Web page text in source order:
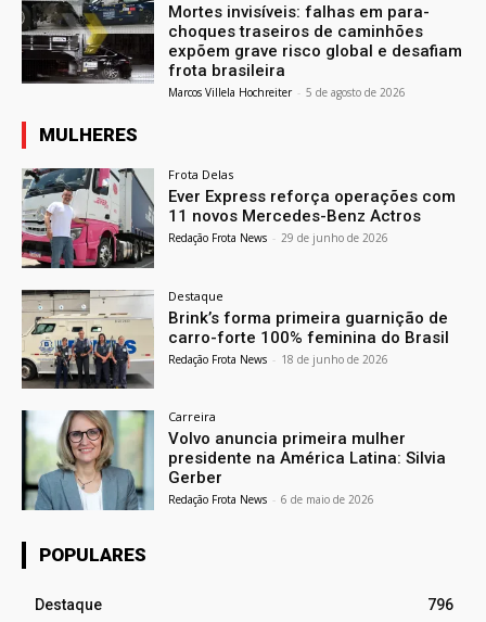
Mortes invisíveis: falhas em para-
choques traseiros de caminhões
expõem grave risco global e desafiam
frota brasileira
Marcos Villela Hochreiter - 5 de agosto de 2026
MULHERES
Frota Delas
Ever Express reforça operações com
11 novos Mercedes-Benz Actros
Redação Frota News - 29 de junho de 2026
Destaque
Brink’s forma primeira guarnição de
carro-forte 100% feminina do Brasil
Redação Frota News - 18 de junho de 2026
Carreira
Volvo anuncia primeira mulher
presidente na América Latina: Silvia
Gerber
Redação Frota News - 6 de maio de 2026
POPULARES
Destaque
796